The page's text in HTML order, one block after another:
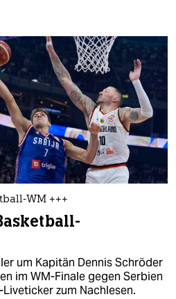
WM +++
um Kapitän Dennis Schröder
im WM-Finale gegen Serbien
zum Nachlesen.